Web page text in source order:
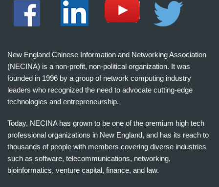
New England Chinese Information and Networking Association
(NECINA) is a non-profit, non-political organization. It was
founded in 1996 by a group of network computing industry
leaders who recognized the need to advocate cutting-edge
technologies and entrepreneurship.
Today, NECINA has grown to be one of the premium high tech
professional organizations in New England, and has its reach to
thousands of people with members covering diverse industries
such as software, telecommunications, networking,
bioinformatics, venture capital, finance, and law.